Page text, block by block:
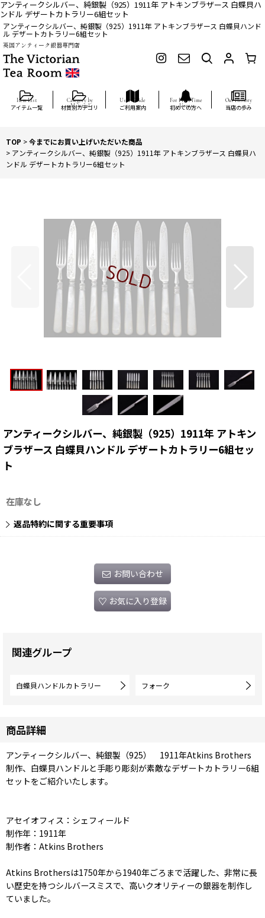
アンティークシルバー、純銀製（925）1911年 アトキンブラザース 白蝶貝ハ
ンドル デザートカトラリー6組セット
アンティークシルバー、純銀製（925）1911年 アトキンブラザース 白蝶貝ハンド
ル デザートカトラリー6組セット
英国アンティーク銀器専門店
アイテム一覧 材質別カテゴリ ご利用案内 初めての方へ 当店の歩み
TOP >今までにお買い上げいただいた商品
> アンティークシルバー、純銀製（925）1911年 アトキンブラザース 白蝶貝ハ
ンドル デザートカトラリー6組セット
アンティークシルバー、純銀製（925）1911年 アトキン
ブラザース 白蝶貝ハンドル デザートカトラリー6組セッ
ト
在庫なし
返品特約に関する重要事項
お問い合わせ
お気に入り登録
関連グループ
白蝶貝ハンドルカトラリー フォーク
商品詳細
アンティークシルバー、純銀製（925） 1911年Atkins Brothers
制作、白蝶貝ハンドルと手彫り彫刻が素敵なデザートカトラリー6組
セットをご紹介いたします。
アセイオフィス：シェフィールド
制作年：1911年
制作者：Atkins Brothers
Atkins Brothersは1750年から1940年ごろまで活躍した、非常に長
い歴史を持つシルバースミスで、高いクオリティーの銀器を制作し
ていました。